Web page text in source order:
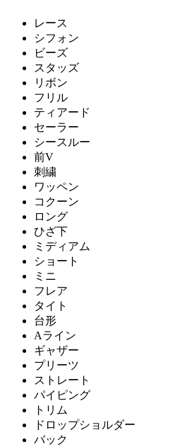
レース
シフォン
ビーズ
スタッズ
リボン
フリル
ティアード
セーラー
シースルー
前V
刺繍
ワッペン
コクーン
ロング
ひざ下
ミディアム
ショート
ミニ
フレア
タイト
台形
Aライン
ギャザー
プリーツ
ストレート
パイピング
トリム
ドロップショルダー
バック